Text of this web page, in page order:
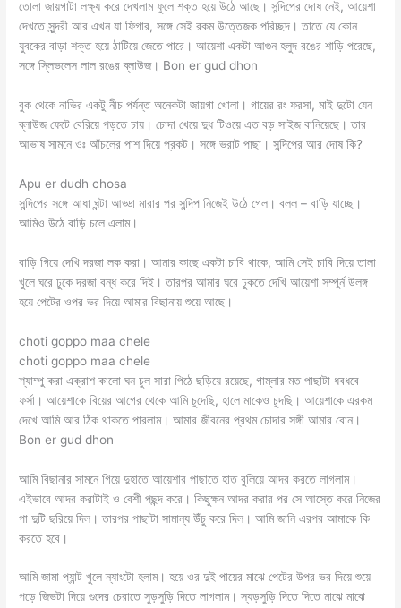
তোলা জায়গাটা লক্ষ্য করে দেখলাম ফুলে শক্ত হয়ে উঠে আছে। সন্দিপের দোষ নেই, আয়েশা
দেখতে সুন্দরী আর এখন যা ফিগার, সঙ্গে সেই রকম উত্তেজক পরিচ্ছদ। তাতে যে কোন
যুবকের বাড়া শক্ত হয়ে ঠাটিয়ে জেতে পারে। আয়েশা একটা আগুন হলুদ রঙের শাড়ি পরেছে,
সঙ্গে স্লিভলেস লাল রঙের ব্লাউজ। Bon er gud dhon
বুক থেকে নাভির একটু নীচ পর্যন্ত অনেকটা জায়গা খোলা। গায়ের রং ফরসা, মাই দুটো যেন
ব্লাউজ ফেটে বেরিয়ে পড়তে চায়। চোদা খেয়ে দুধ টিওয়ে এত বড় সাইজ বানিয়েছে। তার
আভাষ সামনে ওঃ আঁচলের পাশ দিয়ে প্রকট। সঙ্গে ভরাট পাছা। সন্দিপের আর দোষ কি?
Apu er dudh chosa
সন্দিপের সঙ্গে আধা ঘন্টা আড্ডা মারার পর সন্দিপ নিজেই উঠে গেল। বলল – বাড়ি যাচ্ছে।
আমিও উঠে বাড়ি চলে এলাম।
বাড়ি গিয়ে দেখি দরজা লক করা। আমার কাছে একটা চাবি থাকে, আমি সেই চাবি দিয়ে তালা
খুলে ঘরে ঢুকে দরজা বন্ধ করে দিই। তারপর আমার ঘরে ঢুকতে দেখি আয়েশা সম্পুর্ন উলঙ্গ
হয়ে পেটের ওপর ভর দিয়ে আমার বিছানায় শুয়ে আছে।
choti goppo maa chele
choti goppo maa chele
শ্যাম্পু করা এক্রাশ কালো ঘন চুল সারা পিঠে ছড়িয়ে রয়েছে, গাম্লার মত পাছাটা ধবধবে
ফর্সা। আয়েশাকে বিয়ের আগের থেকে আমি চুদেছি, হালে মাকেও চুদছি। আয়েশাকে এরকম
দেখে আমি আর ঠিক থাকতে পারলাম। আমার জীবনের প্রথম চোদার সঙ্গী আমার বোন।
Bon er gud dhon
আমি বিছানার সামনে গিয়ে দুহাতে আয়েশার পাছাতে হাত বুলিয়ে আদর করতে লাগলাম।
এইভাবে আদর করাটাই ও বেশী পছন্দ করে। কিছুক্ষন আদর করার পর সে আস্তে করে নিজের
পা দুটি ছরিয়ে দিল। তারপর পাছাটা সামান্য উঁচু করে দিল। আমি জানি এরপর আমাকে কি
করতে হবে।
আমি জামা প্যান্ট খুলে ন্যাংটো হলাম। হয়ে ওর দুই পায়ের মাঝে পেটের উপর ভর দিয়ে শুয়ে
পড়ে জিভটা দিয়ে গুদের চেরাতে সুড়সুড়ি দিতে লাগলাম। স্যড়সুড়ি দিতে দিতে মাঝে মাঝে